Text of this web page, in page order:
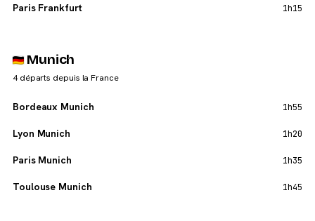
Paris Frankfurt 1h15
Munich
4 départs depuis la France
Bordeaux Munich 1h55
Lyon Munich 1h20
Paris Munich 1h35
Toulouse Munich 1h45